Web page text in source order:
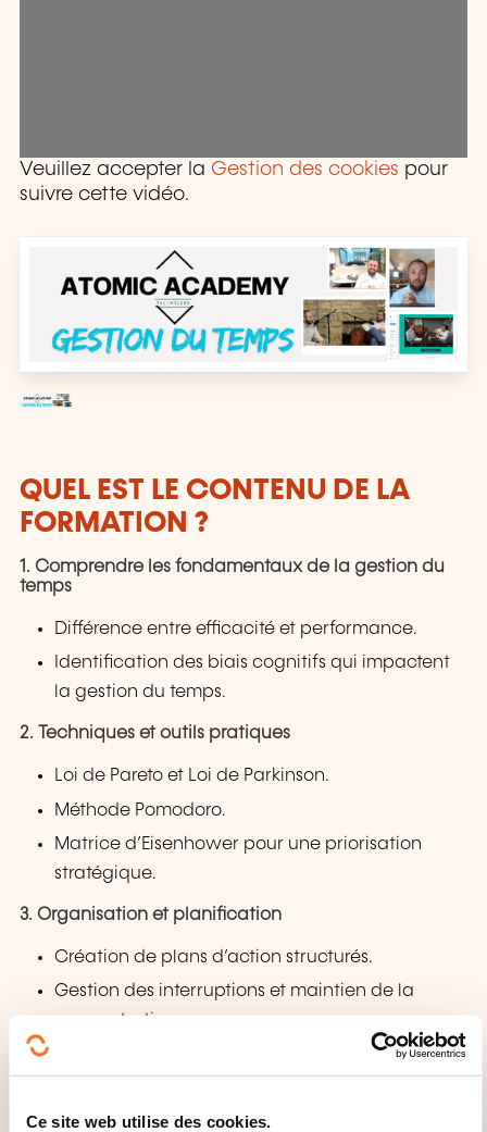
Ce site web utilise des cookies.
Veuillez accepter la Gestion des cookies pour
suivre cette vidéo.
QUEL EST LE CONTENU DE LA
FORMATION ?
1. Comprendre les fondamentaux de la gestion du
temps
Différence entre efficacité et performance.
Identification des biais cognitifs qui impactent
la gestion du temps.
2. Techniques et outils pratiques
Loi de Pareto et Loi de Parkinson.
Méthode Pomodoro.
Matrice d’Eisenhower pour une priorisation
stratégique.
3. Organisation et planification
Création de plans d’action structurés.
Gestion des interruptions et maintien de la
concentration.
Développement de routines pour une
4. Gestion des notifications et des réunions